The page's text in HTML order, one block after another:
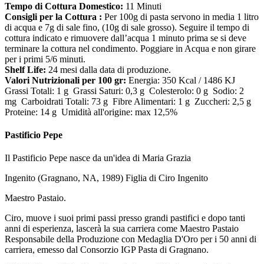
Tempo di Cottura Domestico: 11 Minuti
Consigli per la Cottura : Per 100g di pasta servono in media 1 litro
di acqua e 7g di sale fino, (10g di sale grosso). Seguire il tempo di
cottura indicato e rimuovere dall’acqua 1 minuto prima se si deve
terminare la cottura nel condimento. Poggiare in Acqua e non girare
per i primi 5/6 minuti.
Shelf Life: 24 mesi dalla data di produzione.
Valori Nutrizionali per 100 gr: Energia: 350 Kcal / 1486 KJ
Grassi Totali: 1 g Grassi Saturi: 0,3 g Colesterolo: 0 g Sodio: 2
mg Carboidrati Totali: 73 g Fibre Alimentari: 1 g Zuccheri: 2,5 g
Proteine: 14 g Umidità all'origine: max 12,5%
Pastificio Pepe
Il Pastificio Pepe nasce da un'idea di Maria Grazia
Ingenito (Gragnano, NA, 1989) Figlia di Ciro Ingenito
Maestro Pastaio.
Ciro, muove i suoi primi passi presso grandi pastifici e dopo tanti
anni di esperienza, lascerà la sua carriera come Maestro Pastaio
Responsabile della Produzione con Medaglia D'Oro per i 50 anni di
carriera, emesso dal Consorzio IGP Pasta di Gragnano.